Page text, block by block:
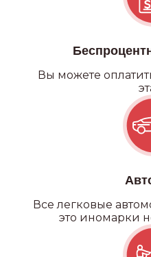
Вы можете
Все легковые
это иномарки